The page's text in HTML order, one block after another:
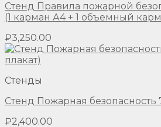
Стенд Правила пожарной
(1 карман А4 + 1 объемный
₽3,250.00
Стенды
Стенд Пожарная безопасность
₽2,400.00